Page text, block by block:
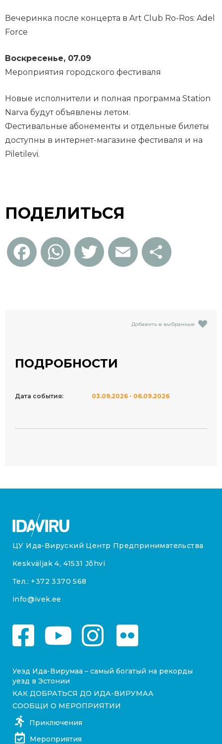
Вечеринка после концерта в Art Club Ro-Ros: Adel
Force
Воскресенье, 07.09
Мероприятия городского фестиваля
Новые исполнители и полная программа Station
Narva будут объявлены летом.
Фестивальные абонементы и отдельные билеты
доступны в интернет-магазине фестиваля и на
Piletilevi.
ПОДЕЛИТЬСЯ
FacebookWhatsAppTwitter Email
Добавить в выбранные
ПОДРОБНОСТИ
Дата события: 03.09.2026 - 06.09.2026
ЦУ Ида-Вируский Центр Предпринимательства
Keskväljak 4, 41531 Jõhvi
Тел.: +372 3370 568
info@ivek.ee
Уезд Ида-Вирумаа – самый богатый на рекорды
уезд в Эстонии
КАК ДОБРАТЬСЯ ДО ИДА-ВИРУМАА
СООБЩИ О МЕРОПРИЯТИИ
Приключения
Мероприятия